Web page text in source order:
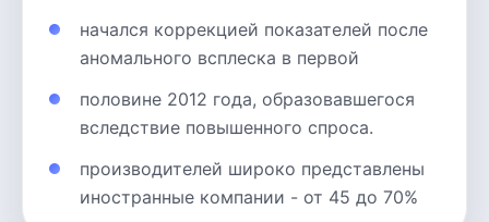
начался коррекцией показателей после
аномального всплеска в первой
половине 2012 года, образовавшегося
вследствие повышенного спроса.
производителей широко представлены
иностранные компании - от 45 до 70%